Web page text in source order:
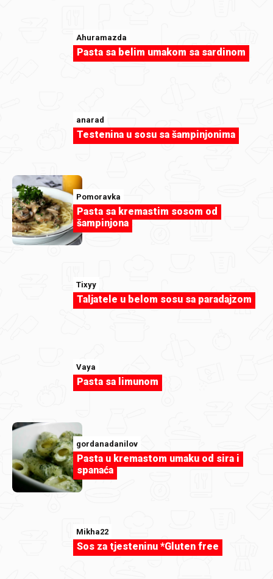
luckyivy
Torta od mrkve.jpg
editabohacek
Američke šnicle by DUKA11.jfif.jpg
Ahuramazda
Pasta sa belim umakom sa sardinom
anarad
Testenina u sosu sa šampinjonima
Pomoravka
Pasta sa kremastim sosom od
šampinjona
Tixyy
Taljatele u belom sosu sa paradajzom
Vaya
Pasta sa limunom
gordanadanilov
Pasta u kremastom umaku od sira i
spanaća
Mikha22
Sos za tjesteninu *Gluten free